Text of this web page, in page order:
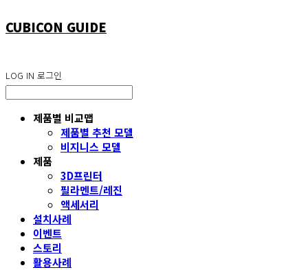
CUBICON GUIDE
LOG IN 로그인
제품별 비교맵
제품별 추천 모델
비지니스 모델
제품
3D프린터
필라멘트/레진
액세서리
설치사례
이벤트
스토리
활용사례